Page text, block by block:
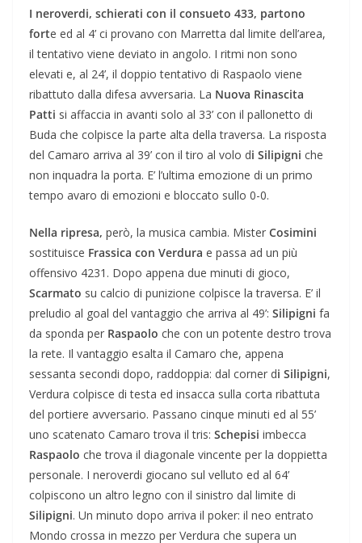
I neroverdi, schierati con il consueto 433, partono
forte ed al 4’ ci provano con Marretta dal limite dell’area,
il tentativo viene deviato in angolo. I ritmi non sono
elevati e, al 24’, il doppio tentativo di Raspaolo viene
ribattuto dalla difesa avversaria. La Nuova Rinascita
Patti si affaccia in avanti solo al 33’ con il pallonetto di
Buda che colpisce la parte alta della traversa. La risposta
del Camaro arriva al 39’ con il tiro al volo di Silipigni che
non inquadra la porta. E’ l’ultima emozione di un primo
tempo avaro di emozioni e bloccato sullo 0-0.
Nella ripresa, però, la musica cambia. Mister Cosimini
sostituisce Frassica con Verdura e passa ad un più
offensivo 4231. Dopo appena due minuti di gioco,
Scarmato su calcio di punizione colpisce la traversa. E’ il
preludio al goal del vantaggio che arriva al 49’: Silipigni fa
da sponda per Raspaolo che con un potente destro trova
la rete. Il vantaggio esalta il Camaro che, appena
sessanta secondi dopo, raddoppia: dal corner di Silipigni,
Verdura colpisce di testa ed insacca sulla corta ribattuta
del portiere avversario. Passano cinque minuti ed al 55’
uno scatenato Camaro trova il tris: Schepisi imbecca
Raspaolo che trova il diagonale vincente per la doppietta
personale. I neroverdi giocano sul velluto ed al 64’
colpiscono un altro legno con il sinistro dal limite di
Silipigni. Un minuto dopo arriva il poker: il neo entrato
Mondo crossa in mezzo per Verdura che supera un